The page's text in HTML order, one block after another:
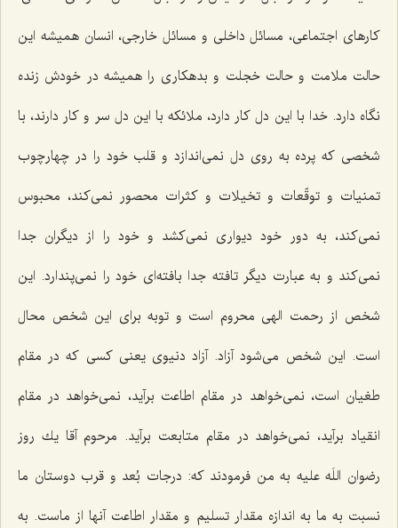
كارهای اجتماعی، مسائل داخلی و مسائل خارجی، انسان همیشه این
حالت ملامت و حالت خجلت و بدهكاری را همیشه در خودش زنده
نگاه دارد. خدا با این دل كار دارد، ملائكه با این دل سر و كار دارند، با
شخصی كه پرده به روی دل نمی‌اندازد و قلب خود را در چهارچوب
تمنیات و توقّعات و تخیلات و كثرات محصور نمی‌كند، محبوس
نمی‌كند، به دور خود دیواری نمی‌كشد و خود را از دیگران جدا
نمی‌كند و به عبارت دیگر تافته جدا بافته‌ای خود را نمی‌پندارد. این
شخص از رحمت الهی محروم است و توبه برای این شخص محال
است. این شخص می‌شود آزاد. آزاد دنیوی یعنی كسی كه در مقام
طغیان است، نمی‌خواهد در مقام اطاعت برآید، نمی‌خواهد در مقام
انقیاد برآید، نمی‌خواهد در مقام متابعت برآید. مرحوم آقا یك روز
رضوان اللَه علیه به من فرمودند كه: درجات بُعد و قرب دوستان ما
نسبت به ما به اندازه مقدار تسلیم و مقدار اطاعت آنها از ماست. به